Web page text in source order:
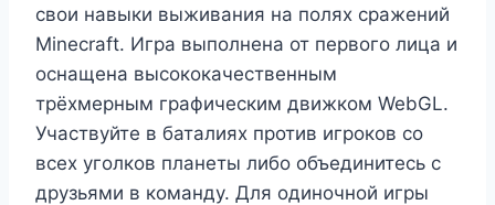
свои навыки выживания на полях сражений
Minecraft. Игра выполнена от первого лица и
оснащена высококачественным
трёхмерным графическим движком WebGL.
Участвуйте в баталиях против игроков со
всех уголков планеты либо объединитесь с
друзьями в команду. Для одиночной игры